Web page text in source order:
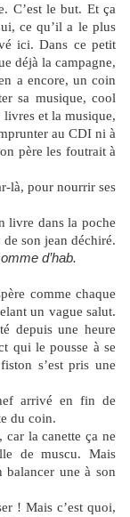
C’est le but. Et ça
ce qu’il a le plus
ici. Dans ce petit
déjà la campagne,
a encore, un coin
sa musique, cool
et la musique,
au CDI ni à
père les foutrait à
là, pour nourrir ses
livre dans la poche
son jean déchiré.
d’hab.
comme chaque
un vague salut.
depuis une heure
qui le pousse à se
s’est pris une
arrivé en fin de
du coin.
car la canette ça ne
de muscu. Mais
balancer une à son
! Mais c’est quoi,